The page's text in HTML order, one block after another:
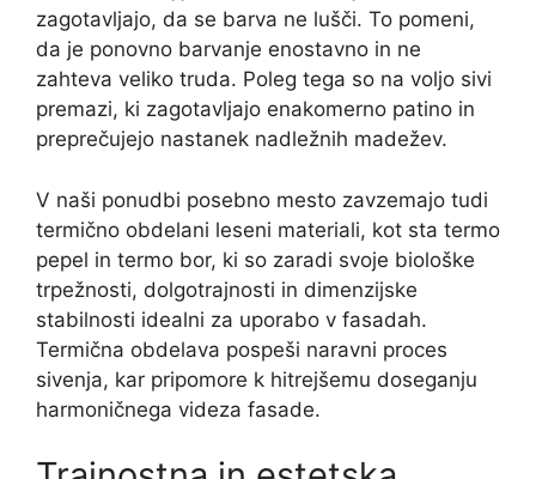
zagotavljajo, da se barva ne lušči. To pomeni,
da je ponovno barvanje enostavno in ne
zahteva veliko truda. Poleg tega so na voljo sivi
premazi, ki zagotavljajo enakomerno patino in
preprečujejo nastanek nadležnih madežev.
V naši ponudbi posebno mesto zavzemajo tudi
termično obdelani leseni materiali, kot sta termo
pepel in termo bor, ki so zaradi svoje biološke
trpežnosti, dolgotrajnosti in dimenzijske
stabilnosti idealni za uporabo v fasadah.
Termična obdelava pospeši naravni proces
sivenja, kar pripomore k hitrejšemu doseganju
harmoničnega videza fasade.